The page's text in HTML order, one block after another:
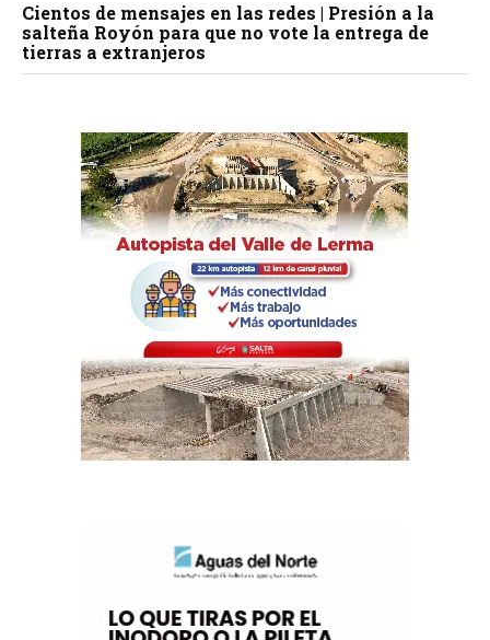
Cientos de mensajes en las redes | Presión a la
salteña Royón para que no vote la entrega de
tierras a extranjeros